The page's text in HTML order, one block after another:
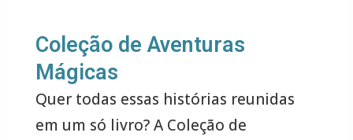
Coleção de Aventuras
Mágicas
Quer todas essas histórias reunidas
em um só livro? A Coleção de